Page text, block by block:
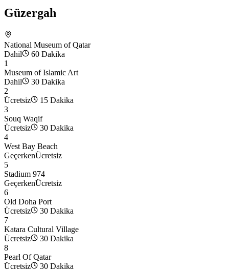
Güzergah
National Museum of Qatar
Dahil
60 Dakika
1
Museum of Islamic Art
Dahil
30 Dakika
2
Ücretsiz
15 Dakika
3
Souq Waqif
Ücretsiz
30 Dakika
4
West Bay Beach
GeçerkenÜcretsiz
5
Stadium 974
GeçerkenÜcretsiz
6
Old Doha Port
Ücretsiz
30 Dakika
7
Katara Cultural Village
Ücretsiz
30 Dakika
8
Pearl Of Qatar
Ücretsiz
30 Dakika